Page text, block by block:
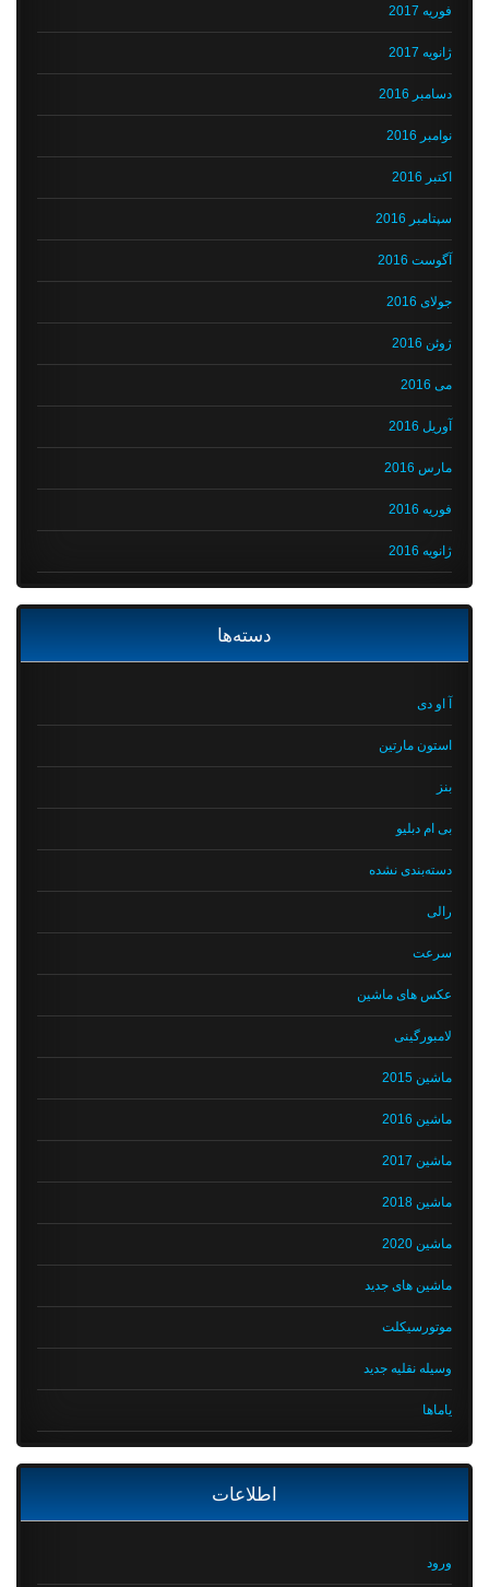
فوریه 2017
ژانویه 2017
دسامبر 2016
نوامبر 2016
اکتبر 2016
سپتامبر 2016
آگوست 2016
جولای 2016
ژوئن 2016
می 2016
آوریل 2016
مارس 2016
فوریه 2016
ژانویه 2016
دسته‌ها
آ او دی
استون مارتین
بی ام دبلیو
دسته‌بندی نشده
رالی
سرعت
عکس های ماشین
لامبورگینی
ماشین 2015
ماشین 2016
ماشین 2017
ماشین 2018
ماشین 2020
ماشین های جدید
موتورسیکلت
وسیله نقلیه جدید
یاماها
اطلاعات
ورود